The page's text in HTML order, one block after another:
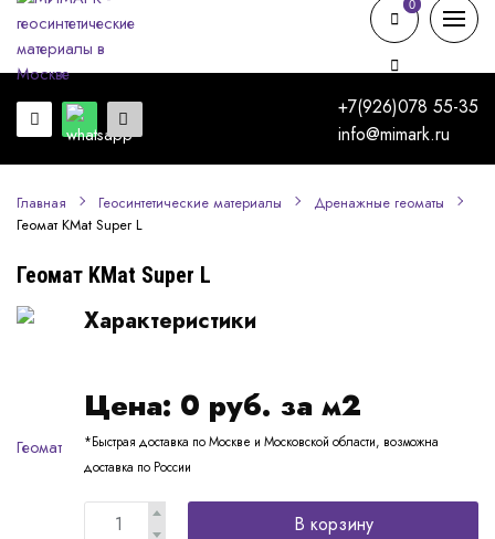
+7(926)078 55-35
info@mimark.ru
0
0
Главная Геосинтетические материалы Дренажные геоматы
Геомат KMat Super L
Геомат KMat Super L
Характеристики
Цена: 0 руб. за м2
*Быстрая доставка по Москве и Московской области, возможна
доставка по России
В корзину